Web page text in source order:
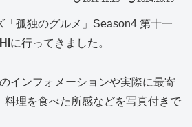
「孤独のグルメ」Season4 第十一
に行ってきました。
インフォメーションや実際に最寄
料理を食べた所感などを写真付きで